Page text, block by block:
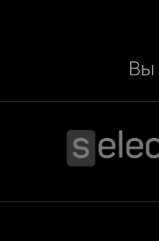
Вы